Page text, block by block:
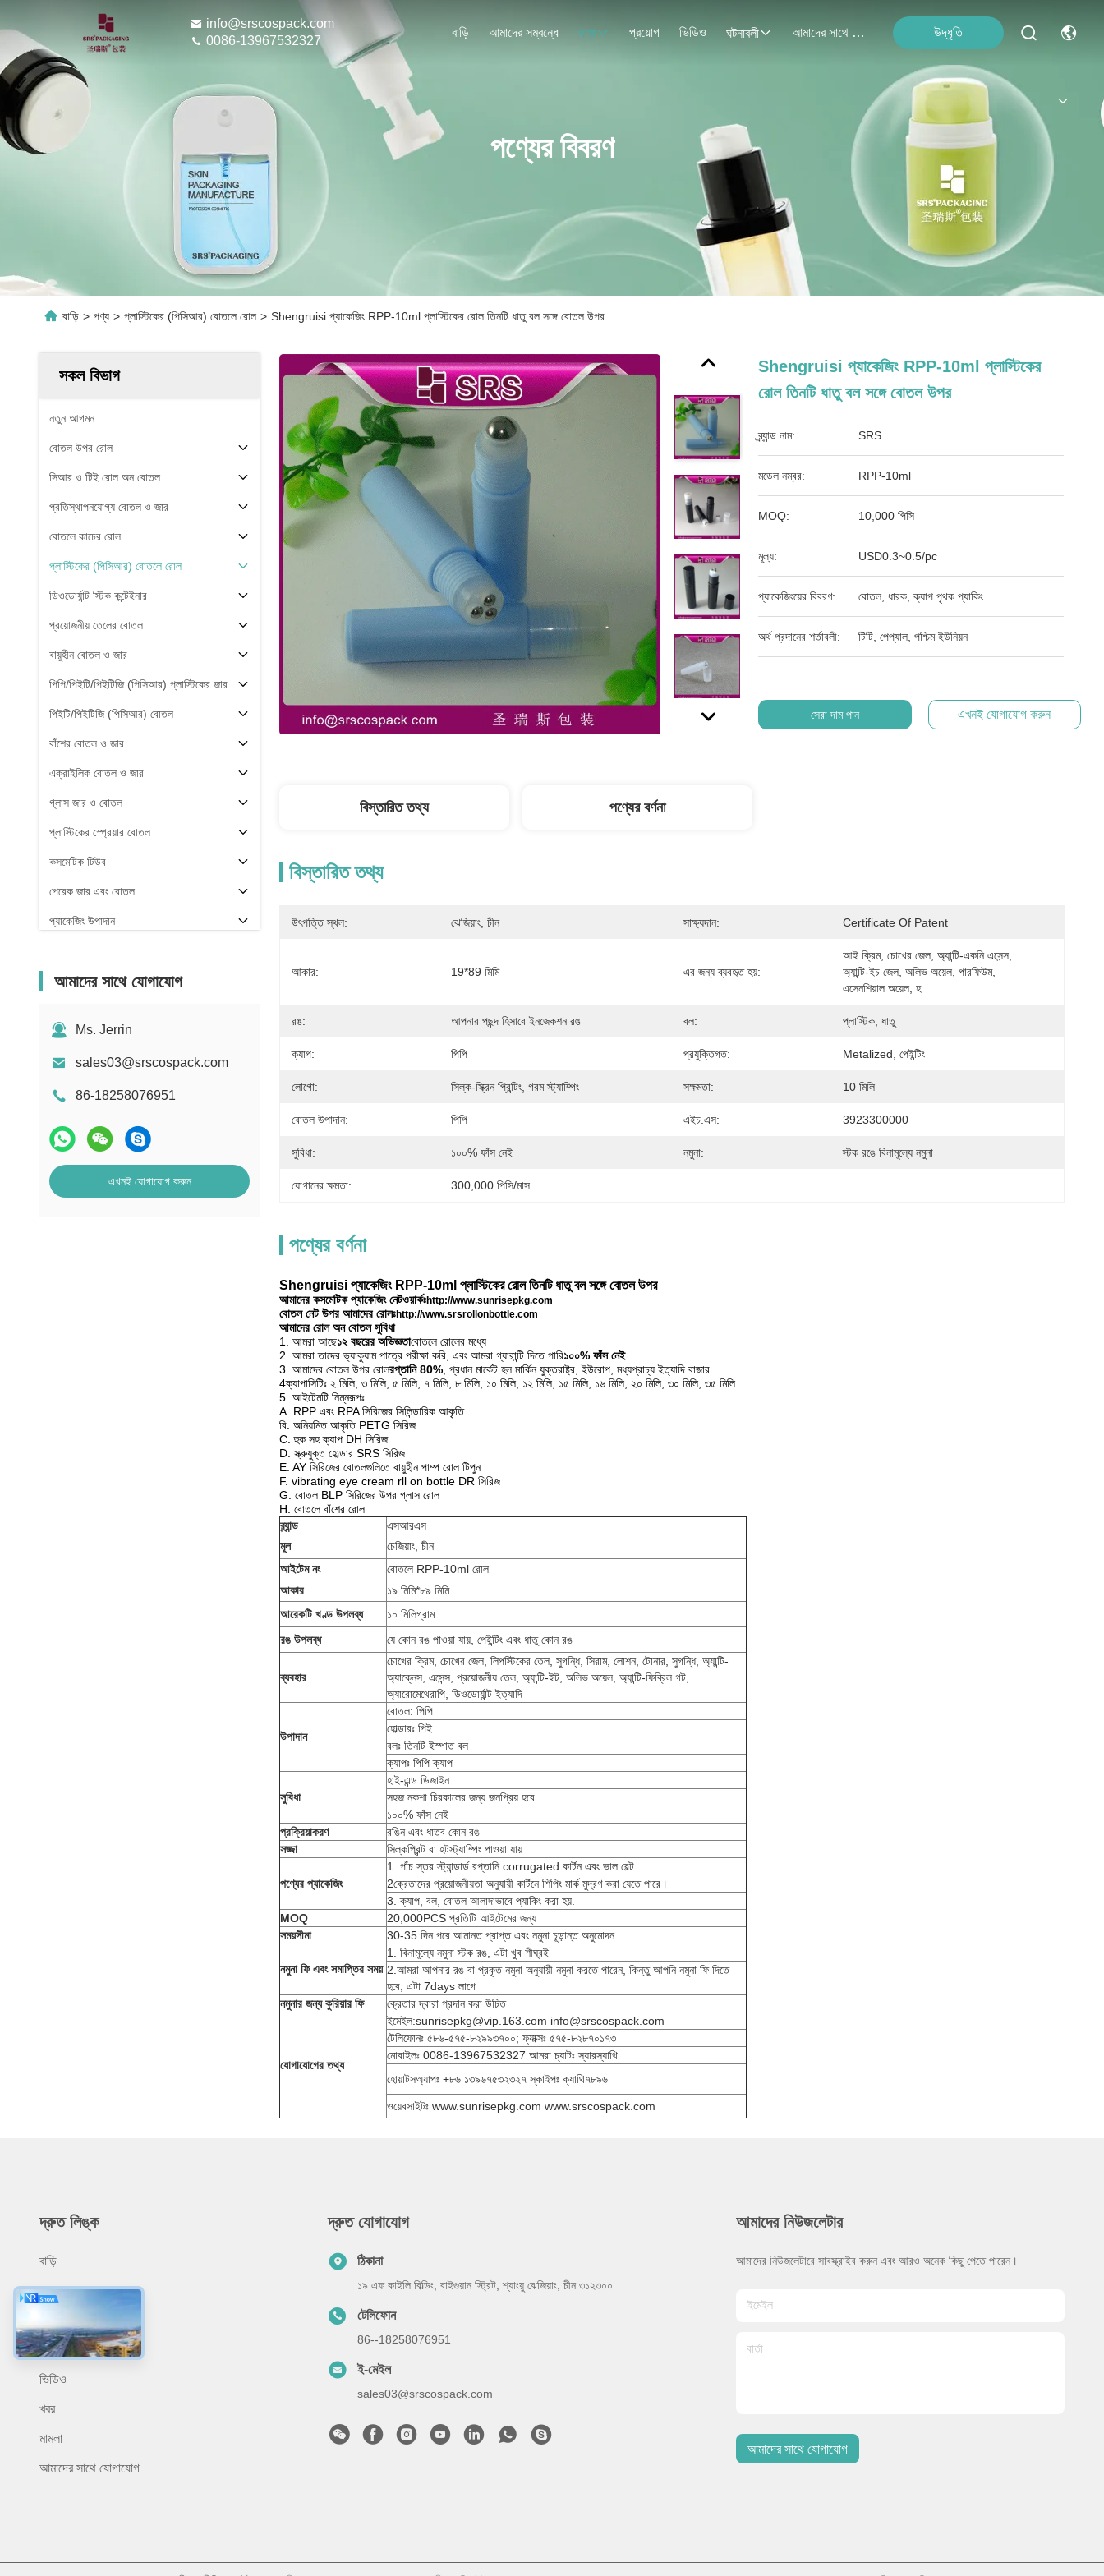
info@srscospack.com
0086-13967532327
বাড়ি আমাদের সম্বন্ধে পণ্য প্রয়োগ ভিডিও ঘটনাবলী আমাদের সাথে যোগাযোগ উদ্ধৃতি
পণ্যের বিবরণ
বাড়ি > পণ্য > প্লাস্টিকের (পিসিআর) বোতলে রোল > Shengruisi প্যাকেজিং RPP-10ml প্লাস্টিকের রোল তিনটি ধাতু বল সঙ্গে বোতল উপর
সকল বিভাগ
নতুন আগমন
বোতল উপর রোল
সিআর ও টিই রোল অন বোতল
প্রতিস্থাপনযোগ্য বোতল ও জার
বোতলে কাচের রোল
প্লাস্টিকের (পিসিআর) বোতলে রোল
ডিওডোর্যান্ট স্টিক কন্টেইনার
প্রয়োজনীয় তেলের বোতল
বায়ুহীন বোতল ও জার
পিপি/পিইটি/পিইটিজি (পিসিআর) প্লাস্টিকের জার
পিইটি/পিইটিজি (পিসিআর) বোতল
বাঁশের বোতল ও জার
এক্রাইলিক বোতল ও জার
গ্লাস জার ও বোতল
প্লাস্টিকের স্প্রেয়ার বোতল
কসমেটিক টিউব
পেরেক জার এবং বোতল
প্যাকেজিং উপাদান
আমাদের সাথে যোগাযোগ
Ms. Jerrin
sales03@srscospack.com
86-18258076951
এখনই যোগাযোগ করুন
Shengruisi প্যাকেজিং RPP-10ml প্লাস্টিকের
রোল তিনটি ধাতু বল সঙ্গে বোতল উপর
ব্র্যান্ড নাম: SRS
মডেল নম্বর: RPP-10ml
MOQ: 10,000 পিসি
মূল্য: USD0.3~0.5/pc
প্যাকেজিংয়ের বিবরণ: বোতল, ধারক, ক্যাপ পৃথক প্যাকিং
অর্থ প্রদানের শর্তাবলী: টিটি, পেপ্যাল, পশ্চিম ইউনিয়ন
সেরা দাম পান এখনই যোগাযোগ করুন
বিস্তারিত তথ্য পণ্যের বর্ণনা
বিস্তারিত তথ্য
উৎপত্তি স্থল: ঝেজিয়াং, চীন সাক্ষ্যদান: Certificate Of Patent
আকার: 19*89 মিমি এর জন্য ব্যবহৃত হয়:
আই ক্রিম, চোখের জেল, অ্যান্টি-একনি এসেন্স,
অ্যান্টি-ইচ জেল, অলিভ অয়েল, পারফিউম,
এসেনশিয়াল অয়েল, হ
রঙ: আপনার পছন্দ হিসাবে ইনজেকশন রঙ বল: প্লাস্টিক, ধাতু
ক্যাপ: পিপি প্রযুক্তিগত: Metalized, পেইন্টিং
লোগো: সিল্ক-স্ক্রিন প্রিন্টিং, গরম স্ট্যাম্পিং সক্ষমতা: 10 মিলি
বোতল উপাদান: পিপি এইচ.এস: 3923300000
সুবিধা: ১০০% ফাঁস নেই নমুনা: স্টক রঙে বিনামূল্যে নমুনা
যোগানের ক্ষমতা: 300,000 পিসি/মাস
পণ্যের বর্ণনা
Shengruisi প্যাকেজিং RPP-10ml প্লাস্টিকের রোল তিনটি ধাতু বল সঙ্গে বোতল উপর
আমাদের কসমেটিক প্যাকেজিং নেটওয়ার্কঃhttp://www.sunrisepkg.com
বোতল নেট উপর আমাদের রোলঃhttp://www.srsrollonbottle.com
আমাদের রোল অন বোতল সুবিধা
1. আমরা আছে১২ বছরের অভিজ্ঞতাবোতলে রোলের মধ্যে
2. আমরা তাদের ভ্যাকুয়াম পাত্রে পরীক্ষা করি, এবং আমরা গ্যারান্টি দিতে পারি১০০% ফাঁস নেই
3. আমাদের বোতল উপর রোলরপ্তানি 80% , প্রধান মার্কেট হল মার্কিন যুক্তরাষ্ট্র, ইউরোপ, মধ্যপ্রাচ্য ইত্যাদি বাজার
4ক্যাপাসিটিঃ ২ মিলি, ৩ মিলি, ৫ মিলি, ৭ মিলি, ৮ মিলি, ১০ মিলি, ১২ মিলি, ১৫ মিলি, ১৬ মিলি, ২০ মিলি, ৩০ মিলি, ৩৫ মিলি
5. আইটেমটি নিম্নরূপঃ
A. RPP এবং RPA সিরিজের সিলিন্ডারিক আকৃতি
বি. অনিয়মিত আকৃতি PETG সিরিজ
C. হুক সহ ক্যাপ DH সিরিজ
D. স্ক্রুযুক্ত হোল্ডার SRS সিরিজ
E. AY সিরিজের বোতলগুলিতে বায়ুহীন পাম্প রোল টিপুন
F. vibrating eye cream rll on bottle DR সিরিজ
G. বোতল BLP সিরিজের উপর গ্লাস রোল
H. বোতলে বাঁশের রোল
ব্র্যান্ড
এসআরএস
মূল
চেজিয়াং, চীন
আইটেম নং
বোতলে RPP-10ml রোল
আকার
১৯ মিমি*৮৯ মিমি
আরেকটি খণ্ড উপলব্ধ
১০ মিলিগ্রাম
রঙ উপলব্ধ
যে কোন রঙ পাওয়া যায়, পেইন্টিং এবং ধাতু কোন রঙ
ব্যবহার
চোখের ক্রিম, চোখের জেল, লিপস্টিকের তেল, সুগন্ধি, সিরাম, লোশন, টোনার, সুগন্ধি, অ্যান্টি-
অ্যাক্নেস, এসেন্স, প্রয়োজনীয় তেল, অ্যান্টি-ইট, অলিভ অয়েল, অ্যান্টি-ফিব্রিল গট,
অ্যারোমেথেরাপি, ডিওডোর্যান্ট ইত্যাদি
উপাদান
বোতল: পিপি
হোল্ডারঃ পিই
বলঃ তিনটি ইস্পাত বল
ক্যাপঃ পিপি ক্যাপ
সুবিধা
হাই-এন্ড ডিজাইন
সহজ নকশা চিরকালের জন্য জনপ্রিয় হবে
১০০% ফাঁস নেই
প্রক্রিয়াকরণ
রঙিন এবং ধাতব কোন রঙ
সজ্জা
সিল্কপ্রিন্ট বা হটস্ট্যাম্পিং পাওয়া যায়
পণ্যের প্যাকেজিং
1. পাঁচ স্তর স্ট্যান্ডার্ড রপ্তানি corrugated কার্টন এবং ভাল বেল্ট
2ক্রেতাদের প্রয়োজনীয়তা অনুযায়ী কার্টনে শিপিং মার্ক মুদ্রণ করা যেতে পারে।
3. ক্যাপ, বল, বোতল আলাদাভাবে প্যাকিং করা হয়.
MOQ
20,000PCS প্রতিটি আইটেমের জন্য
সময়সীমা
30-35 দিন পরে আমানত প্রাপ্ত এবং নমুনা চূড়ান্ত অনুমোদন
নমুনা ফি এবং সমাপ্তির সময়
1. বিনামূল্যে নমুনা স্টক রঙ, এটা খুব শীঘ্রই
2.আমরা আপনার রঙ বা প্রকৃত নমুনা অনুযায়ী নমুনা করতে পারেন, কিন্তু আপনি নমুনা ফি দিতে
হবে, এটা 7days লাগে
নমুনার জন্য কুরিয়ার ফি
ক্রেতার দ্বারা প্রদান করা উচিত
যোগাযোগের তথ্য
ইমেইল:sunrisepkg@vip.163.com info@srscospack.com
টেলিফোনঃ ৫৮৬-৫৭৫-৮২৯৯৩৭০০; ফ্যাক্সঃ ৫৭৫-৮২৮৭০১৭৩
মোবাইলঃ 0086-13967532327 আমরা চ্যাটঃ স্যারস্যাথি
হোয়াটসঅ্যাপঃ +৮৬ ১৩৯৬৭৫৩২৩২৭ স্কাইপঃ ক্যাথি৭৮৯৬
ওয়েবসাইটঃ www.sunrisepkg.com www.srscospack.com
দ্রুত লিঙ্ক
বাড়ি
পণ্য
আমাদের সম্বন্ধে
প্রয়োগ
ভিডিও
খবর
মামলা
আমাদের সাথে যোগাযোগ
দ্রুত যোগাযোগ
ঠিকানা
১৯ এফ কাইলি বিল্ডিং, বাইগুয়ান স্ট্রিট, শ্যাংয়ু ঝেজিয়াং, চীন ৩১২৩০০
টেলিফোন
86--18258076951
ই-মেইল
sales03@srscospack.com
আমাদের নিউজলেটার
আমাদের নিউজলেটারে সাবস্ক্রাইব করুন এবং আরও অনেক কিছু পেতে পারেন।
আমাদের সাথে যোগাযোগ